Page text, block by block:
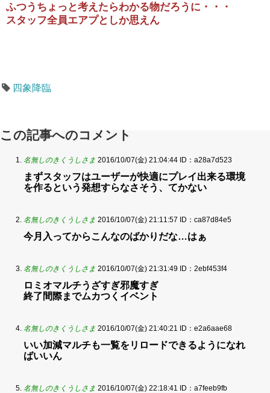
ふつうちょっと考えたらわかる物だろうに・・・
スタッフ全員エアプとしか思えん
四象降臨
この記事へのコメント
名無しのきくうしさま 2016/10/07(金) 21:04:44 ID：a28a7d523
まずスタッフはユーザーが快適にプレイ出来る環境
を作るという発想すらなさそう、てかない
名無しのきくうしさま 2016/10/07(金) 21:11:57 ID：ca87d84e5
今月入ってからこんなのばかりだな…はぁ
名無しのきくうしさま 2016/10/07(金) 21:31:49 ID：2ebf453f4
ロミオマルチうざすぎ邪魔すぎ
終了間際までムカつくイベント
名無しのきくうしさま 2016/10/07(金) 21:40:21 ID：e2a6aae68
いい加減マルチも一覧をリロードできるようになれ
ばいいん
名無しのきくうしさま 2016/10/07(金) 22:18:41 ID：a7feeb9fb